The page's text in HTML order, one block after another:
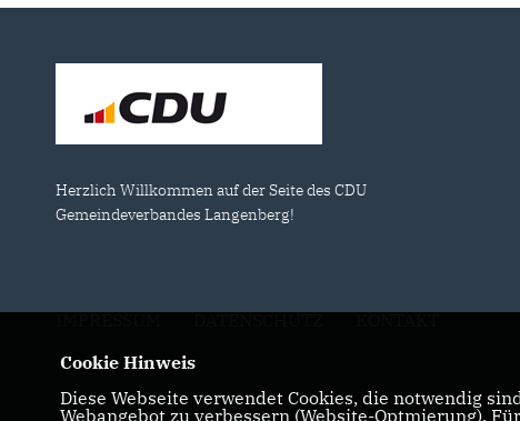
Herzlich Willkommen auf der Seite des CDU
Gemeindeverbandes Langenberg!
Cookie Hinweis
Diese Webseite verwendet Cookies, die notwendig
Webangebot zu verbessern (Website-Optmierung).